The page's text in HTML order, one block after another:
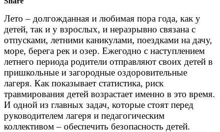
Лето – долгожданная и любимая пора года, как у
детей, так и у взрослых, и неразрывно связана с
отпусками, летними каникулами, поездками на дачу,
море, берега рек и озер. Ежегодно с наступлением
летнего периода родители отправляют своих детей в
пришкольные и загородные оздоровительные
лагеря. Как показывает статистика, риск
травмирования детей возрастает именно в это время.
И одной из главных задач, которые стоят перед
руководителем лагеря и педагогическим
коллективом – обеспечить безопасность детей.